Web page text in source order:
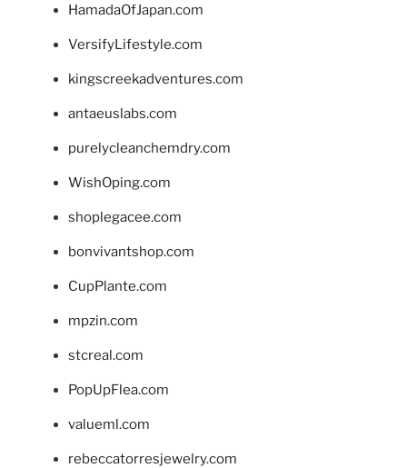
HamadaOfJapan.com
VersifyLifestyle.com
kingscreekadventures.com
antaeuslabs.com
purelycleanchemdry.com
WishOping.com
shoplegacee.com
bonvivantshop.com
CupPlante.com
mpzin.com
stcreal.com
PopUpFlea.com
valueml.com
rebeccatorresjewelry.com